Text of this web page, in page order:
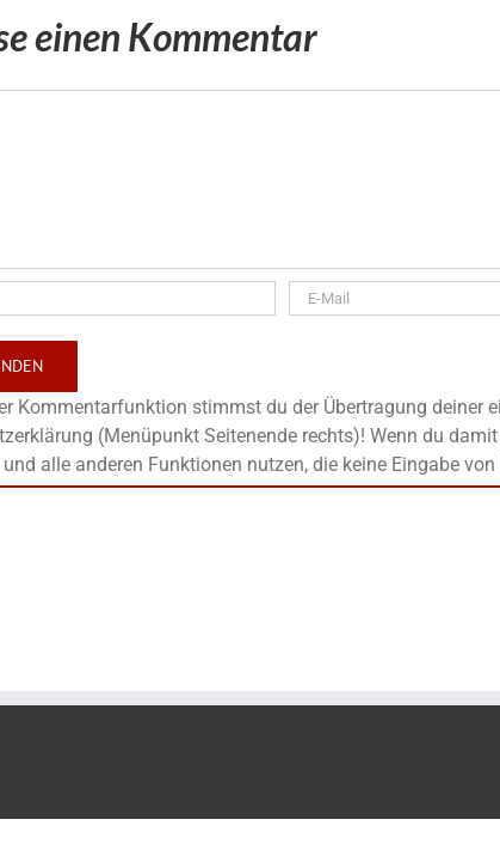
einen Kommentar
Kommentarfunktion stimmst du der Übertragung deiner
(Menüpunkt Seitenende rechts)! Wenn du
alle anderen Funktionen nutzen, die keine Eingabe